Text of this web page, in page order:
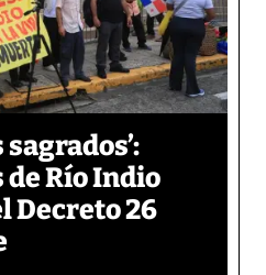
Río Indio
Decreto 26